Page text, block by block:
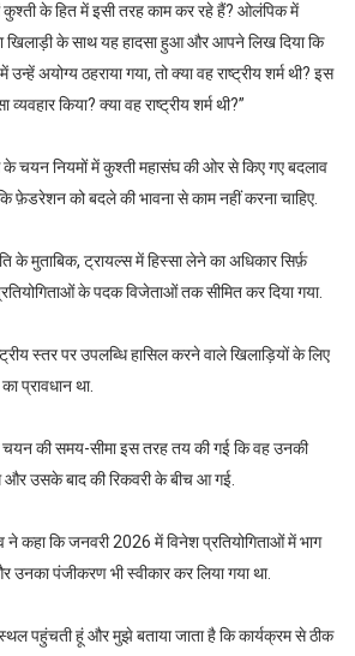
कुश्ती के हित में इसी तरह काम कर रहे हैं? ओलंपिक में
खिलाड़ी के साथ यह हादसा हुआ और आपने लिख दिया कि
उन्हें अयोग्य ठहराया गया, तो क्या वह राष्ट्रीय शर्म थी? इस
किया? क्या वह राष्ट्रीय शर्म थी?”
के चयन नियमों में कुश्ती महासंघ की ओर से किए गए बदलाव
फ़ेडरेशन को बदले की भावना से काम नहीं करना चाहिए.
के मुताबिक, ट्रायल्स में हिस्सा लेने का अधिकार सिर्फ़
के पदक विजेताओं तक सीमित कर दिया गया.
स्तर पर उपलब्धि हासिल करने वाले खिलाड़ियों के लिए
प्रावधान था.
चयन की समय-सीमा इस तरह तय की गई कि वह उनकी
उसके बाद की रिकवरी के बीच आ गई.
कहा कि जनवरी 2026 में विनेश प्रतियोगिताओं में भाग
उनका पंजीकरण भी स्वीकार कर लिया गया था.
स्थल पहुंचती हूं और मुझे बताया जाता है कि कार्यक्रम से ठीक